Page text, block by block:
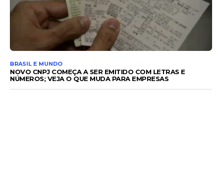
BRASIL E MUNDO
NOVO CNPJ COMEÇA A SER EMITIDO COM LETRAS E
NÚMEROS; VEJA O QUE MUDA PARA EMPRESAS